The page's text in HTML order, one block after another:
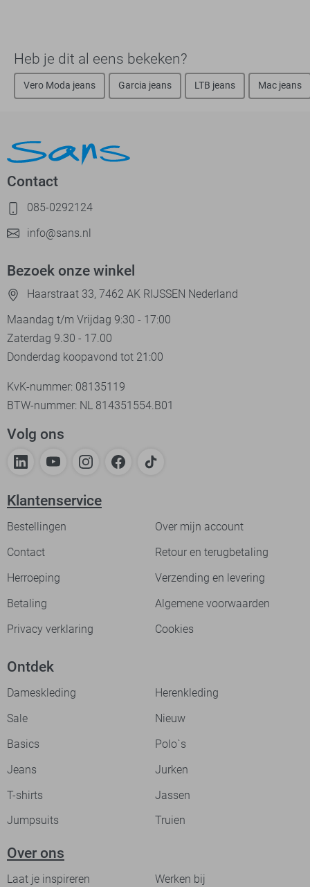
Heb je dit al eens bekeken?
Vero Moda jeans Garcia jeans LTB jeans Mac jeans
Contact
085-0292124
info@sans.nl
Bezoek onze winkel
Haarstraat 33, 7462 AK RIJSSEN Nederland
Maandag t/m Vrijdag 9:30 - 17:00
Zaterdag 9.30 - 17.00
Donderdag koopavond tot 21:00
KvK-nummer: 08135119
BTW-nummer: NL 814351554.B01
Volg ons
Klantenservice
Bestellingen
Over mijn account
Contact
Retour en terugbetaling
Herroeping
Verzending en levering
Betaling
Algemene voorwaarden
Privacy verklaring
Cookies
Ontdek
Dameskleding
Herenkleding
Sale
Nieuw
Basics
Polo`s
Jeans
Jurken
T-shirts
Jassen
Jumpsuits
Truien
Over ons
Laat je inspireren Werken bij